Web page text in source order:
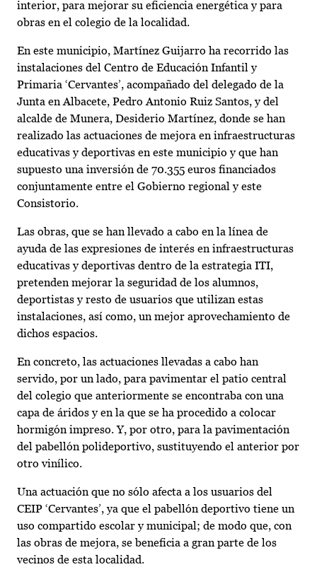
interior, para mejorar su eficiencia energética y para
obras en el colegio de la localidad.
En este municipio, Martínez Guijarro ha recorrido las
instalaciones del Centro de Educación Infantil y
Primaria ‘Cervantes’, acompañado del delegado de la
Junta en Albacete, Pedro Antonio Ruiz Santos, y del
alcalde de Munera, Desiderio Martínez, donde se han
realizado las actuaciones de mejora en infraestructuras
educativas y deportivas en este municipio y que han
supuesto una inversión de 70.355 euros financiados
conjuntamente entre el Gobierno regional y este
Consistorio.
Las obras, que se han llevado a cabo en la línea de
ayuda de las expresiones de interés en infraestructuras
educativas y deportivas dentro de la estrategia ITI,
pretenden mejorar la seguridad de los alumnos,
deportistas y resto de usuarios que utilizan estas
instalaciones, así como, un mejor aprovechamiento de
dichos espacios.
En concreto, las actuaciones llevadas a cabo han
servido, por un lado, para pavimentar el patio central
del colegio que anteriormente se encontraba con una
capa de áridos y en la que se ha procedido a colocar
hormigón impreso. Y, por otro, para la pavimentación
del pabellón polideportivo, sustituyendo el anterior por
otro vinílico.
Una actuación que no sólo afecta a los usuarios del
CEIP ‘Cervantes’, ya que el pabellón deportivo tiene un
uso compartido escolar y municipal; de modo que, con
las obras de mejora, se beneficia a gran parte de los
vecinos de esta localidad.